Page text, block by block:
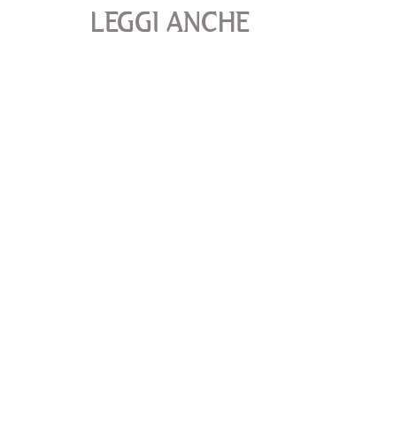
LEGGI ANCHE